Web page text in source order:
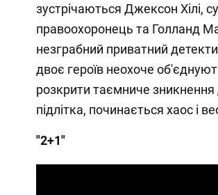
зустрічаються Джексон Хілі,
правоохоронець та Голланд
незграбний приватний
двоє героїв неохоче
розкрити таємниче зникнення
підлітка, починається хаос і
"2+1"